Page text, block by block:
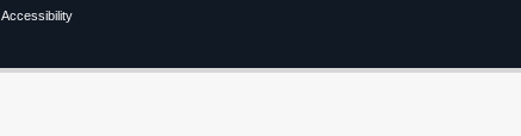
Accessibility